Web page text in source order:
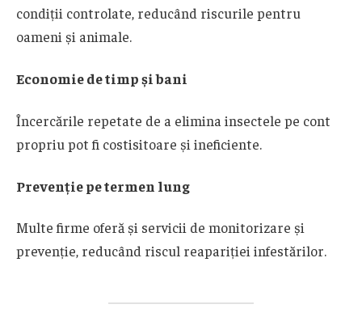
condiții controlate, reducând riscurile pentru
oameni și animale.
Economie de timp și bani
Încercările repetate de a elimina insectele pe cont
propriu pot fi costisitoare și ineficiente.
Prevenție pe termen lung
Multe firme oferă și servicii de monitorizare și
prevenție, reducând riscul reapariției infestărilor.